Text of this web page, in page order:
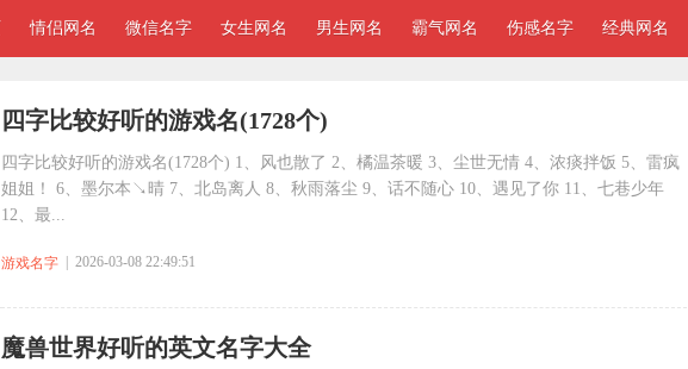
情侣网名 微信名字 女生网名 男生网名 霸气网名 伤感名字 经典网名
四字比较好听的游戏名(1728个)
四字比较好听的游戏名(1728个) 1、风也散了 2、橘温茶暖 3、尘世无情 4、浓痰拌饭 5、雷疯
姐姐！ 6、墨尔本↘晴 7、北岛离人 8、秋雨落尘 9、话不随心 10、遇见了你 11、七巷少年
12、最...
游戏名字 | 2026-03-08 22:49:51
​魔兽世界好听的英文名字大全